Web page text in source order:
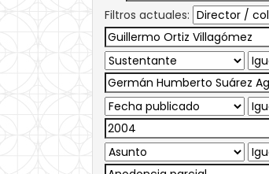
Filtros actuales: